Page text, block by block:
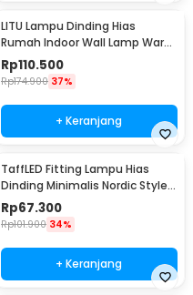
LITU Lampu Dinding Hias
Rumah Indoor Wall Lamp Warm
White 3000K 7W - W22
Rp110.500
Rp174.900 37%
+ Keranjang
TaffLED Fitting Lampu Hias
Dinding Minimalis Nordic Style
E27 265V - WF-M004
Rp67.300
Rp101.900 34%
+ Keranjang